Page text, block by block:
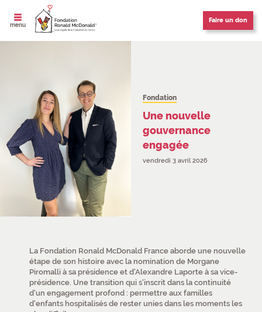
ouvrir le
menu
Faire un don
Fondation
Une nouvelle
gouvernance
engagée
vendredi 3 avril 2026
La Fondation Ronald McDonald France aborde une nouvelle
étape de son histoire avec la nomination de Morgane
Piromalli à sa présidence et d'Alexandre Laporte à sa vice-
présidence. Une transition qui s'inscrit dans la continuité
d'un engagement profond : permettre aux familles
d'enfants hospitalisés de rester unies dans les moments les